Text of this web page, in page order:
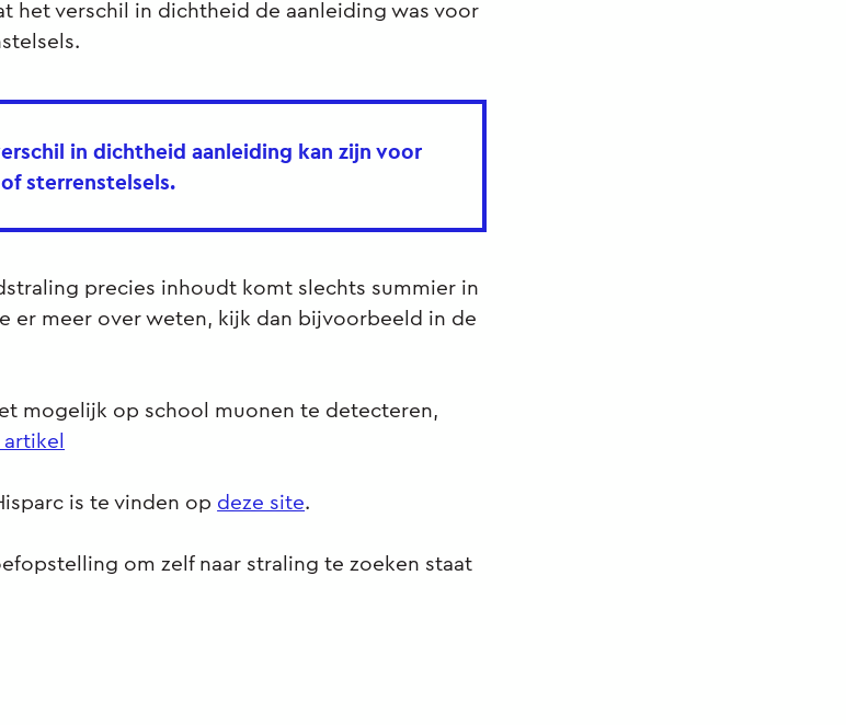
het verschil in dichtheid de aanleiding was voor
in dichtheid aanleiding kan zijn voor
sterrenstelsels.
precies inhoudt komt slechts summier in
er meer over weten, kijk dan bijvoorbeeld in de
mogelijk op school muonen te detecteren,
is te vinden op deze site.
om zelf naar straling te zoeken staat